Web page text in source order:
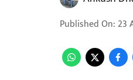
Published On: 23